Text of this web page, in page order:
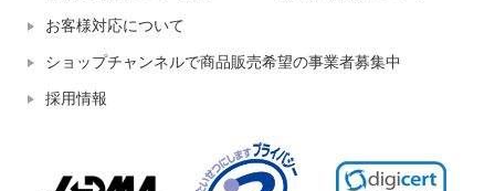
お客様対応について
ショップチャンネルで商品販売希望の事業者募集中
採用情報